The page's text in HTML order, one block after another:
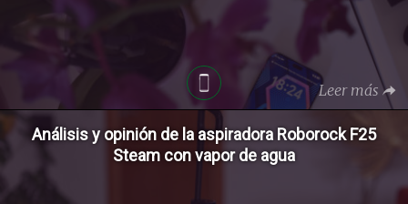
Leer más
Análisis y opinión de la aspiradora Roborock F25
Steam con vapor de agua